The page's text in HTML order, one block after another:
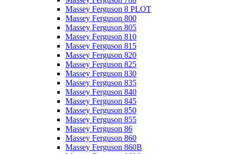
Massey Ferguson 8 PLOT
Massey Ferguson 800
Massey Ferguson 805
Massey Ferguson 810
Massey Ferguson 815
Massey Ferguson 820
Massey Ferguson 825
Massey Ferguson 830
Massey Ferguson 835
Massey Ferguson 840
Massey Ferguson 845
Massey Ferguson 850
Massey Ferguson 855
Massey Ferguson 86
Massey Ferguson 860
Massey Ferguson 860B